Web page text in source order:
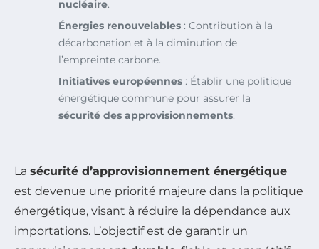
nucléaire.
Énergies renouvelables : Contribution à la
décarbonation et à la diminution de
l’empreinte carbone.
Initiatives européennes : Établir une politique
énergétique commune pour assurer la
sécurité des approvisionnements.
La sécurité d’approvisionnement énergétique
est devenue une priorité majeure dans la politique
énergétique, visant à réduire la dépendance aux
importations. L’objectif est de garantir un